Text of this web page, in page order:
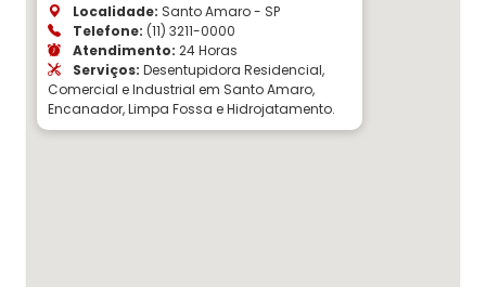
Localidade: Santo Amaro - SP
Telefone: (11) 3211-0000
Atendimento: 24 Horas
Serviços: Desentupidora Residencial,
Comercial e Industrial em Santo Amaro,
Encanador, Limpa Fossa e Hidrojatamento.